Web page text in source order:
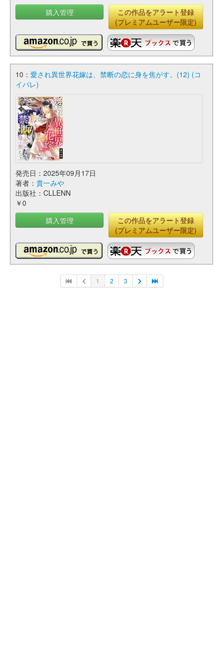
購入管理
この作品をアラート登録
(プレミアムユーザー限定)
10： 愛され異世界花嫁は、禁断の恋に身を焦がす。(12) (コ
イパレ)
発売日：2025年09月17日
著者： 貴一みや
出版社：CLLENN
￥0
購入管理
この作品をアラート登録
(プレミアムユーザー限定)
1 2 3